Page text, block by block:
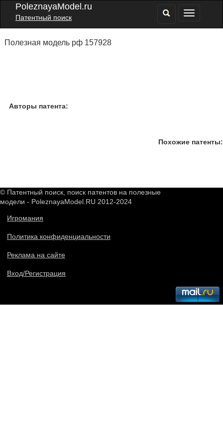
PoleznayaModel.ru
Патентный поиск
Полезная модель рф 157928
Авторы патента:
Похожие патенты:
© Патентный поиск, поиск патентов на полезные
модели - PoleznayaModel.RU 2012-2024
Игромания
Политика конфиденциальности
Реклама на сайте
Вход/Регистрация